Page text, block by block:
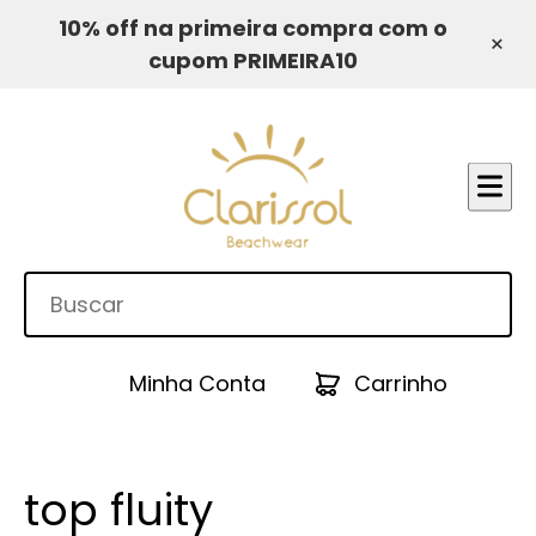
10% off na primeira compra com o
cupom PRIMEIRA10
×
Minha Conta Carrinho
top fluity